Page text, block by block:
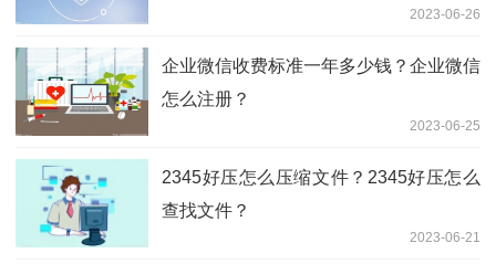
2023-06-26
企业微信收费标准一年多少钱？企业微信
怎么注册？
2023-06-25
2345好压怎么压缩文件？2345好压怎么
查找文件？
2023-06-21